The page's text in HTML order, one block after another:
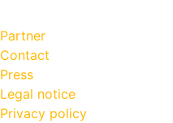
Partner
Contact
Press
Legal notice
Privacy policy